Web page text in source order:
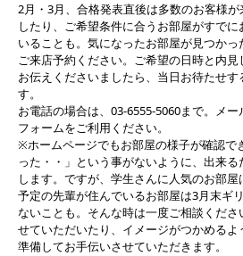
2月・3月、合格発表直後は多数のお客様
したり、ご希望条件に合うお部屋がすで
いることも。気になったお部屋が見つかっ
ご来店予約ください。ご希望の日時と内
お伝えくださいましたら、当日お待たせ
す。
お電話の場合は、03-6555-5060まで。メ
フォームをご利用ください。
※ホームページでもお部屋の様子が確認で
った・・」という事がないように、出来
します。ですが、学生さんに人気のお部
予定の先輩が住んでいるお部屋は3月末ギ
ないことも。そんな時は一度ご相談くだ
せていただいたり、イメージがつかめる
準備してお手伝いさせていただきます。